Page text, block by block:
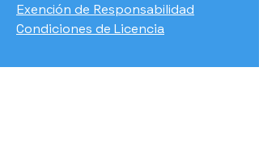
​Exención de Responsabilidad
Condiciones de Licencia